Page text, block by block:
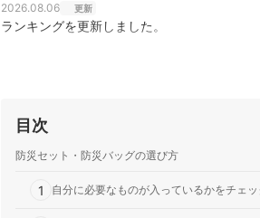
2026.08.06 更新
ランキングを更新しました。
目次
防災セット・防災バッグの選び方
1 自分に必要なものが入っているかをチェ